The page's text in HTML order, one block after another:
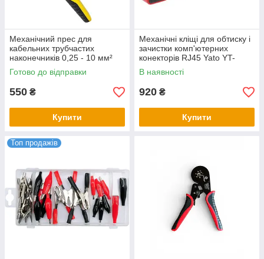
Механічний прес для
кабельних трубчастих
наконечників 0,25 - 10 мм²
Сталь/ Кліщі для обтискання
дротів
Готово до відправки
550 ₴
Купити
Механічні кліщі для обтиску і
зачистки комп'ютерних
конекторів RJ45 Yato YT-
22440
В наявності
920 ₴
Купити
Топ продажів